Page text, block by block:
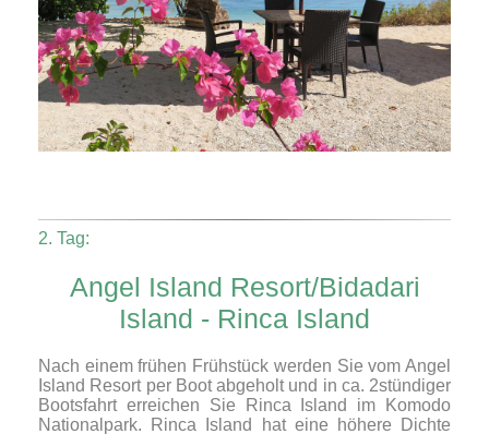
2. Tag:
Angel Island Resort/Bidadari
Island - Rinca Island
Nach einem frühen Frühstück werden Sie vom Angel
Island Resort per Boot abgeholt und in ca. 2stündiger
Bootsfahrt erreichen Sie Rinca Island im Komodo
Nationalpark. Rinca Island hat eine höhere Dichte